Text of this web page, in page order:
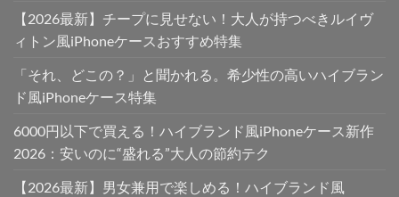
【2026最新】チープに見せない！大人が持つべきルイヴ
ィトン風iPhoneケースおすすめ特集
「それ、どこの？」と聞かれる。希少性の高いハイブラン
ド風iPhoneケース特集
6000円以下で買える！ハイブランド風iPhoneケース新作
2026：安いのに“盛れる”大人の節約テク
【2026最新】男女兼用で楽しめる！ハイブランド風